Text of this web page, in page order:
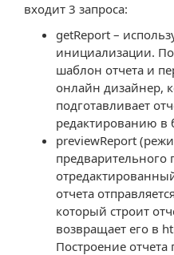
входит 3 запроса:
getReport –
инициализации.
шаблон отчета и
онлайн дизайнер,
подготавливает
редактированию в
previewReport
предварительного
отчета
который строит
возвращает его в
Построение отчета